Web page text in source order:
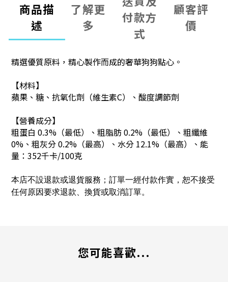
商品描
述
了解更
多
付款方
式
顧客評
價
精選優質原料，精心製作而成的奢華狗狗點心。
【材料】
蘋果、糖、抗氧化劑（維生素C）、酸度調節劑
【營養成分】
粗蛋白 0.3%（最低）、粗脂肪 0.2%（最低）、粗纖維
0%、粗灰分 0.2%（最高）、水分 12.1%（最高）、 能
量：352千卡/100克
本店不設退款或退貨服務；訂單一經付款作實，恕不接受
任何原因要求退款、換貨或取消訂單。
您可能喜歡...